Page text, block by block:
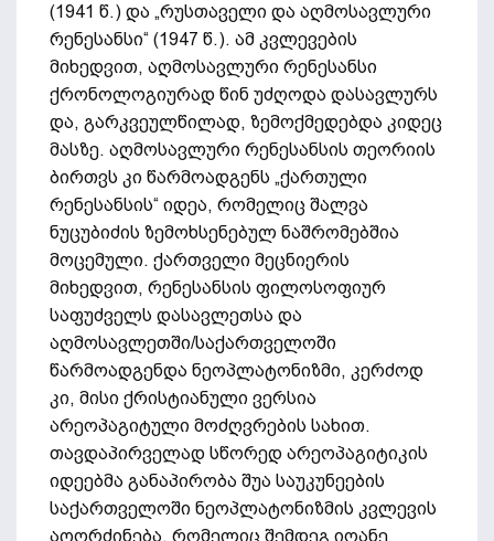
(1941 წ.) და „რუსთაველი და აღმოსავლური
რენესანსი“ (1947 წ.). ამ კვლევების
მიხედვით, აღმოსავლური რენესანსი
ქრონოლოგიურად წინ უძღოდა დასავლურს
და, გარკვეულწილად, ზემოქმედებდა კიდეც
მასზე. აღმოსავლური რენესანსის თეორიის
ბირთვს კი წარმოადგენს „ქართული
რენესანსის“ იდეა, რომელიც შალვა
ნუცუბიძის ზემოხსენებულ ნაშრომებშია
მოცემული. ქართველი მეცნიერის
მიხედვით, რენესანსის ფილოსოფიურ
საფუძველს დასავლეთსა და
აღმოსავლეთში/საქართველოში
წარმოადგენდა ნეოპლატონიზმი, კერძოდ
კი, მისი ქრისტიანული ვერსია
არეოპაგიტული მოძღვრების სახით.
თავდაპირველად სწორედ არეოპაგიტიკის
იდეებმა განაპირობა შუა საუკუნეების
საქართველოში ნეოპლატონიზმის კვლევის
აღორძინება, რომელიც შემდეგ იოანე